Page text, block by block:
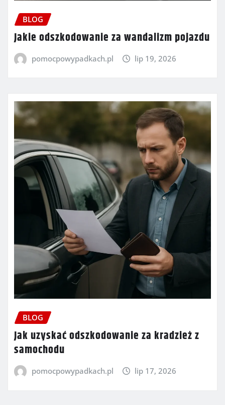
BLOG
Jakie odszkodowanie za wandalizm pojazdu
pomocpowypadkach.pl lip 19, 2026
BLOG
Jak uzyskać odszkodowanie za kradzież z
samochodu
pomocpowypadkach.pl lip 17, 2026